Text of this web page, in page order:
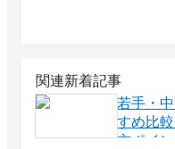
関連新着記事
若手・
すめ比
方ポイン